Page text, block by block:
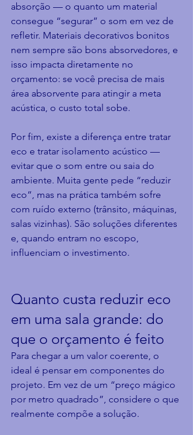
absorção — o quanto um material
consegue “segurar” o som em vez de
refletir. Materiais decorativos bonitos
nem sempre são bons absorvedores, e
isso impacta diretamente no
orçamento: se você precisa de mais
área absorvente para atingir a meta
acústica, o custo total sobe.
Por fim, existe a diferença entre tratar
eco e tratar isolamento acústico —
evitar que o som entre ou saia do
ambiente. Muita gente pede “reduzir
eco”, mas na prática também sofre
com ruído externo (trânsito, máquinas,
salas vizinhas). São soluções diferentes
e, quando entram no escopo,
influenciam o investimento.
Quanto custa reduzir eco
em uma sala grande: do
que o orçamento é feito
Para chegar a um valor coerente, o
ideal é pensar em componentes do
projeto. Em vez de um “preço mágico
por metro quadrado”, considere o que
realmente compõe a solução.